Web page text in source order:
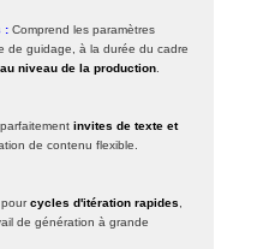
: Comprend les paramètres
de guidage, à la durée du cadre
niveau de la production
invites de texte et
de contenu flexible.
pourcycles d'itération rapides
de génération à grande